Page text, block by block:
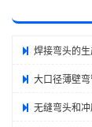
焊接弯头的
大口径薄壁
无缝弯头和